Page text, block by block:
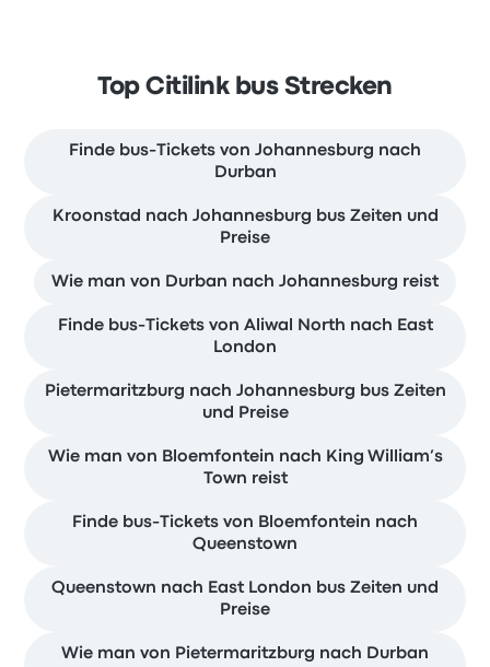
Top Citilink bus Strecken
Finde bus-Tickets von Johannesburg nach
Durban
Kroonstad nach Johannesburg bus Zeiten und
Preise
Wie man von Durban nach Johannesburg reist
Finde bus-Tickets von Aliwal North nach East
London
Pietermaritzburg nach Johannesburg bus Zeiten
und Preise
Wie man von Bloemfontein nach King William’s
Town reist
Finde bus-Tickets von Bloemfontein nach
Queenstown
Queenstown nach East London bus Zeiten und
Preise
Wie man von Pietermaritzburg nach Durban